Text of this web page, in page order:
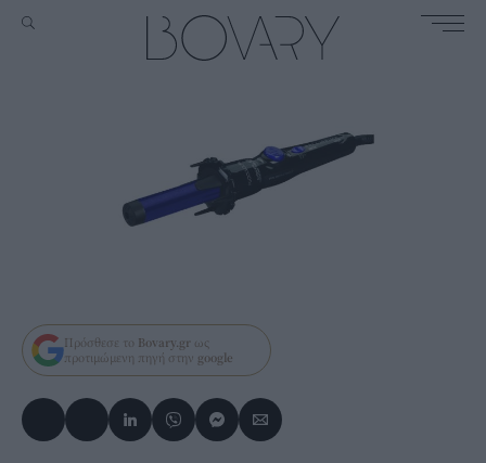
Πρόσθεσε το Bovary.gr ως
προτιμώμενη πηγή στην google